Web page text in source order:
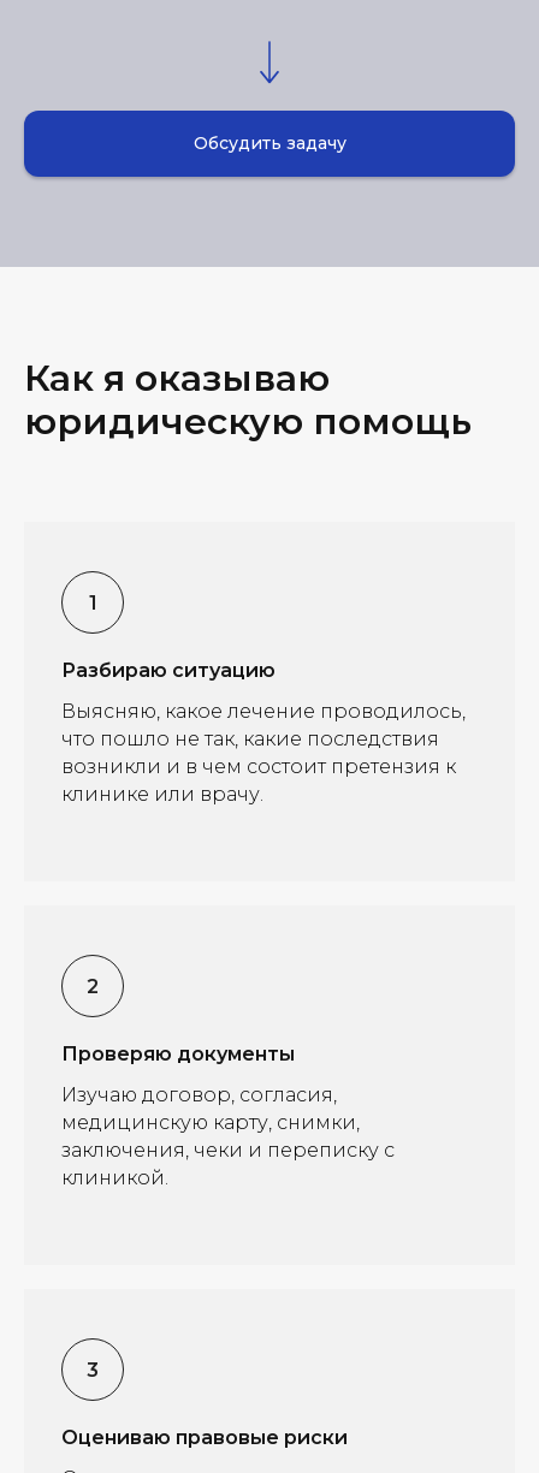
Обсудить задачу
Как я оказываю
юридическую помощь
Разбираю ситуацию
Выясняю, какое лечение проводилось,
что пошло не так, какие последствия
возникли и в чем состоит претензия к
клинике или врачу.
Проверяю документы
Изучаю договор, согласия,
медицинскую карту, снимки,
заключения, чеки и переписку с
клиникой.
Оцениваю правовые риски